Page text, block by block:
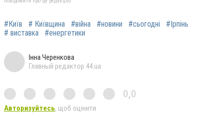
#Київ # Київщина #війна #новини #сьогодні
#Ірпінь
# виставка
#енергетики
Інна Черенкова
Главный редактор 44.ua
0,0
Авторизуйтесь, щоб оцінити